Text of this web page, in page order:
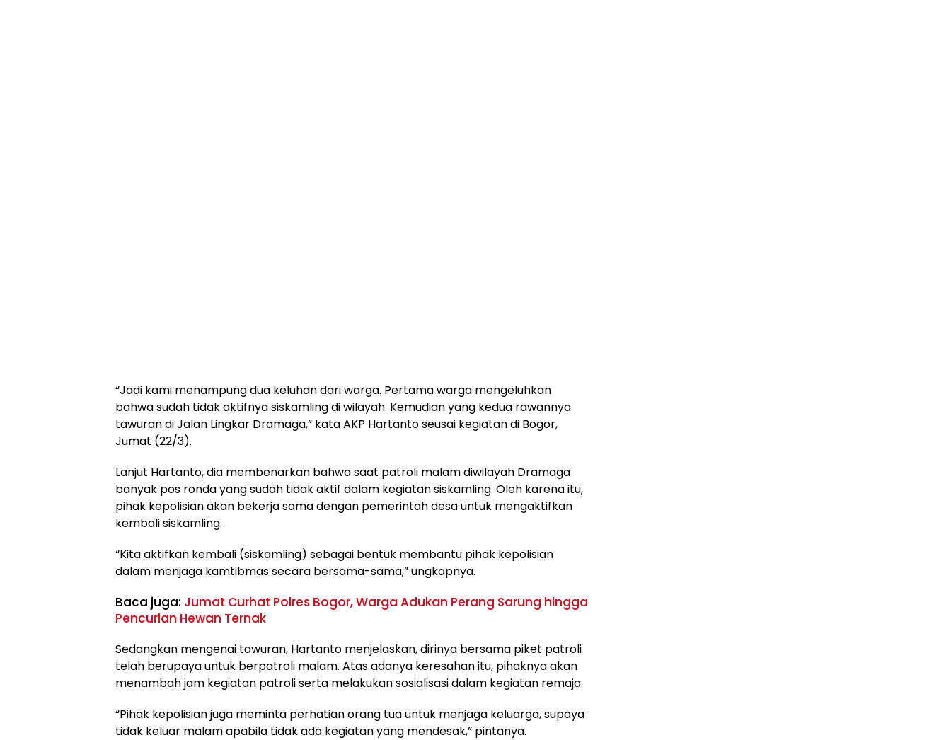
“Jadi kami menampung dua keluhan dari warga. Pertama warga mengeluhkan
bahwa sudah tidak aktifnya siskamling di wilayah. Kemudian yang kedua rawannya
tawuran di Jalan Lingkar Dramaga,” kata AKP Hartanto seusai kegiatan di Bogor,
Jumat (22/3).
Lanjut Hartanto, dia membenarkan bahwa saat patroli malam diwilayah Dramaga
banyak pos ronda yang sudah tidak aktif dalam kegiatan siskamling. Oleh karena itu,
pihak kepolisian akan bekerja sama dengan pemerintah desa untuk mengaktifkan
kembali siskamling.
“Kita aktifkan kembali (siskamling) sebagai bentuk membantu pihak kepolisian
dalam menjaga kamtibmas secara bersama-sama,” ungkapnya.
Baca juga: Jumat Curhat Polres Bogor, Warga Adukan Perang Sarung hingga
Pencurian Hewan Ternak
Sedangkan mengenai tawuran, Hartanto menjelaskan, dirinya bersama piket patroli
telah berupaya untuk berpatroli malam. Atas adanya keresahan itu, pihaknya akan
menambah jam kegiatan patroli serta melakukan sosialisasi dalam kegiatan remaja.
“Pihak kepolisian juga meminta perhatian orang tua untuk menjaga keluarga, supaya
tidak keluar malam apabila tidak ada kegiatan yang mendesak,” pintanya.